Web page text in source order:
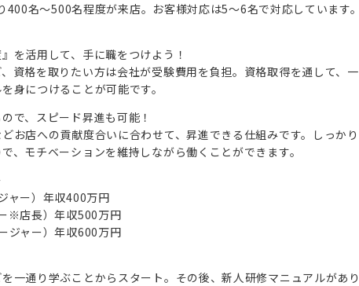
400名～500名程度が来店。お客様対応は5～6名で対応しています。
を活用して、手に職をつけよう！
資格を取りたい方は会社が受験費用を負担。資格取得を通して、一
身につけることが可能です。
で、スピード昇進も可能！
お店への貢献度合いに合わせて、昇進できる仕組みです。しっかり
、モチベーションを維持しながら働くことができます。
ャー）年収400万円
※店長）年収500万円
ジャー）年収600万円
一通り学ぶことからスタート。その後、新人研修マニュアルがあり